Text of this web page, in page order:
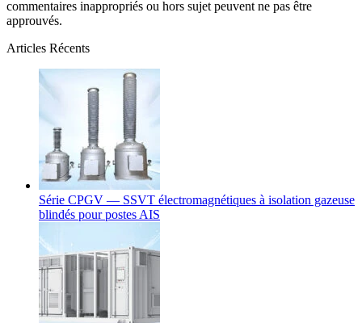
commentaires inappropriés ou hors sujet peuvent ne pas être
approuvés.
Articles Récents
Série CPGV — SSVT électromagnétiques à isolation gazeuse
blindés pour postes AIS